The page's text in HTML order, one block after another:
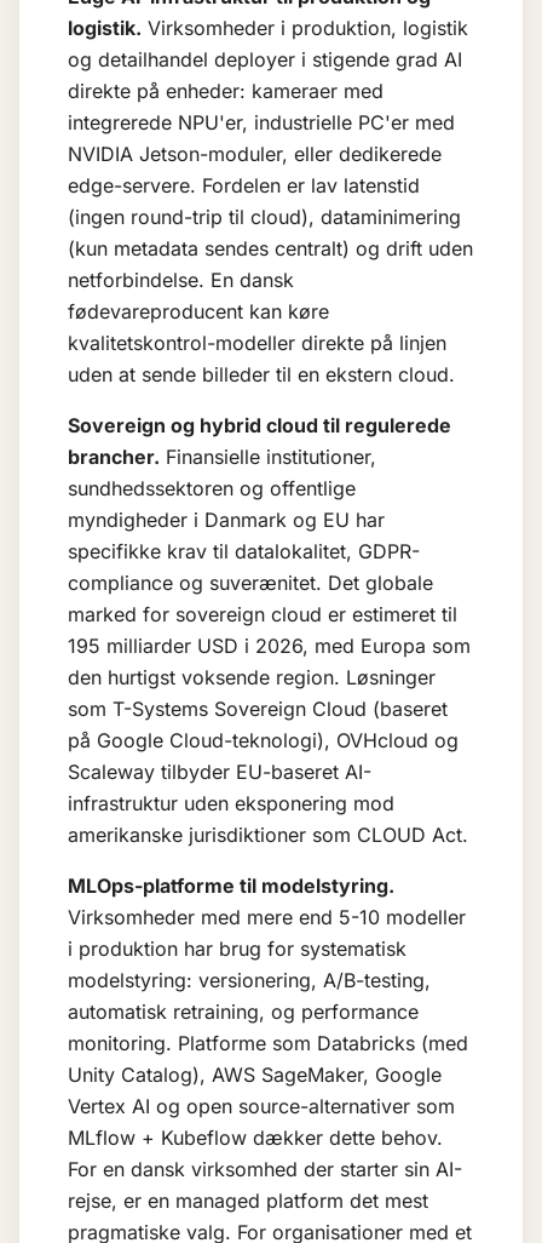
logistik. Virksomheder i produktion, logistik
og detailhandel deployer i stigende grad AI
direkte på enheder: kameraer med
integrerede NPU'er, industrielle PC'er med
NVIDIA Jetson-moduler, eller dedikerede
edge-servere. Fordelen er lav latenstid
(ingen round-trip til cloud), dataminimering
(kun metadata sendes centralt) og drift uden
netforbindelse. En dansk
fødevareproducent kan køre
kvalitetskontrol-modeller direkte på linjen
uden at sende billeder til en ekstern cloud.
Sovereign og hybrid cloud til regulerede
brancher. Finansielle institutioner,
sundhedssektoren og offentlige
myndigheder i Danmark og EU har
specifikke krav til datalokalitet, GDPR-
compliance og suverænitet. Det globale
marked for sovereign cloud er estimeret til
195 milliarder USD i 2026, med Europa som
den hurtigst voksende region. Løsninger
som T-Systems Sovereign Cloud (baseret
på Google Cloud-teknologi), OVHcloud og
Scaleway tilbyder EU-baseret AI-
infrastruktur uden eksponering mod
amerikanske jurisdiktioner som CLOUD Act.
MLOps-platforme til modelstyring.
Virksomheder med mere end 5-10 modeller
i produktion har brug for systematisk
modelstyring: versionering, A/B-testing,
automatisk retraining, og performance
monitoring. Platforme som Databricks (med
Unity Catalog), AWS SageMaker, Google
Vertex AI og open source-alternativer som
MLflow + Kubeflow dækker dette behov.
For en dansk virksomhed der starter sin AI-
rejse, er en managed platform det mest
pragmatiske valg. For organisationer med et